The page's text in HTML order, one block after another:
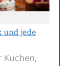
und jede
Kuchen,